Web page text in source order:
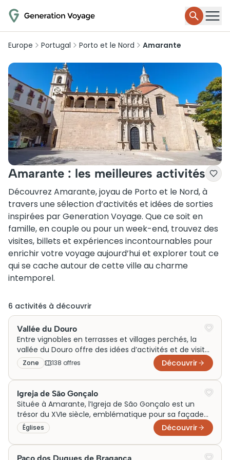
Europe Portugal Porto et le Nord Amarante
Amarante : les meilleures activités
Découvrez Amarante, joyau de Porto et le Nord, à
travers une sélection d’activités et idées de sorties
inspirées par Generation Voyage. Que ce soit en
famille, en couple ou pour un week-end, trouvez des
visites, billets et expériences incontournables pour
enrichir votre voyage aujourd’hui et explorer tout ce
qui se cache autour de cette ville au charme
intemporel.
6 activités à découvrir
Vallée du Douro
Entre vignobles en terrasses et villages perchés, la
vallée du Douro offre des idées d’activités et de visites
pour un voyage en couple, un week-end en famille ou
des sorties autour du fleuve. Référence du voyage,
Generation Voyage vous guide pour profiter
pleinement de cette région emblématique du nord
du Portugal.
Zone 138 offres Découvrir
Igreja de São Gonçalo
Située à Amarante, l’Igreja de São Gonçalo est un
trésor du XVIe siècle, emblématique pour sa façade
baroque ornée et son orgue complexe. Dédiée à São
Gonçalo de Amarante, un moine vénéré localement,
elle est un lieu de dévotion et de pèlerinage. Les
visiteurs sont captivés par les tombes sculptées à
Églises Découvrir